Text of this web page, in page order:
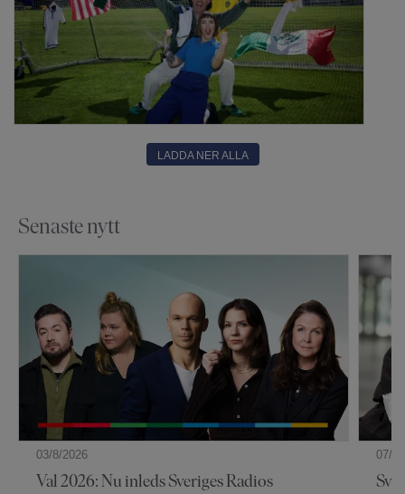
LADDA NER ALLA
Senaste nytt
03/8/2026
Val 2026: Nu inleds Sveriges Radios
07/7/